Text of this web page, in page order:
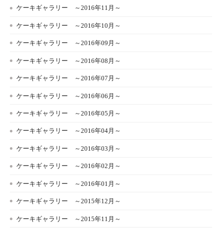
ケーキギャラリー ～2016年11月～
ケーキギャラリー ～2016年10月～
ケーキギャラリー ～2016年09月～
ケーキギャラリー ～2016年08月～
ケーキギャラリー ～2016年07月～
ケーキギャラリー ～2016年06月～
ケーキギャラリー ～2016年05月～
ケーキギャラリー ～2016年04月～
ケーキギャラリー ～2016年03月～
ケーキギャラリー ～2016年02月～
ケーキギャラリー ～2016年01月～
ケーキギャラリー ～2015年12月～
ケーキギャラリー ～2015年11月～